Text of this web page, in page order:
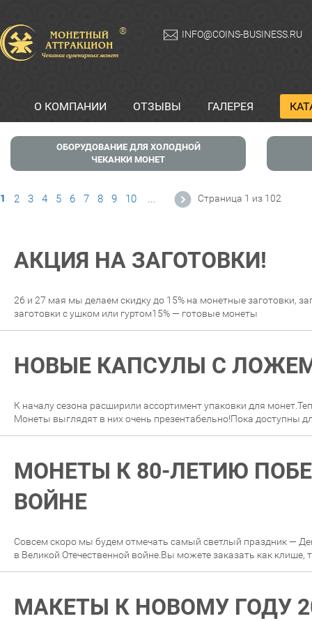
® INFO@COINS-BUSINESS.RU
О КОМПАНИИ ОТЗЫВЫ ГАЛЕРЕЯ
ОБОРУДОВАНИЕ ДЛЯ ХОЛОДНОЙ
ЧЕКАНКИ МОНЕТ
Страница 1 из 102
1 2 3 4 5 6 7 8 9 10 ...
АКЦИЯ НА ЗАГОТОВКИ!
26 и 27 мая мы делаем скидку до 15% на монетные заготовки,
заготовки с ушком или гуртом15% — готовые монеты
НОВЫЕ КАПСУЛЫ С
К началу сезона расширили ассортимент упаковки для
Монеты выглядят в них очень презентабельно!Пока доступны
МОНЕТЫ К 80-ЛЕТИЮ
ВОЙНЕ
Совсем скоро мы будем отмечать самый светлый праздник —
в Великой Отечественной войне.Вы можете заказать как
МАКЕТЫ К НОВОМУ ГОДУ